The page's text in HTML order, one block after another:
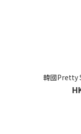
韓國Pretty